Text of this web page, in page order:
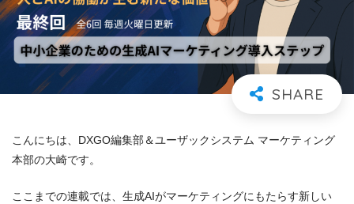
こんにちは、DXGO編集部＆ユーザックシステム マーケティング
本部の大崎です。
ここまでの連載では、生成AIがマーケティングにもたらす新しい